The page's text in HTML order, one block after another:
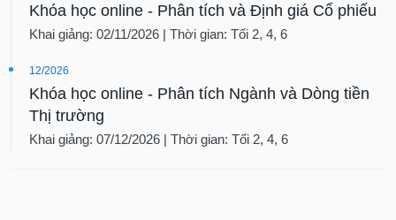
Khóa học online - Phân tích và Định giá Cổ phiếu
Khai giảng: 02/11/2026 | Thời gian: Tối 2, 4, 6
12/2026
Khóa học online - Phân tích Ngành và Dòng tiền
Thị trường
Khai giảng: 07/12/2026 | Thời gian: Tối 2, 4, 6